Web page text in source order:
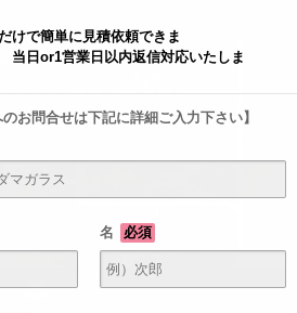
府八尾市南亀井町4-1-2
お問い合わせ
の方必見！
けで簡単に見積依頼できま
業日以内返信対応いたしま
のお問合せは下記に詳細ご入力下さい】
名 必須